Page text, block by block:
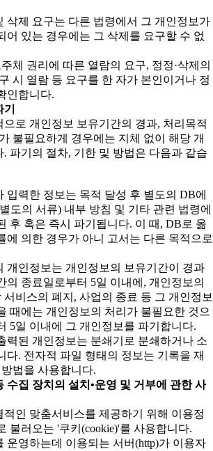
삭제 요구는 다른 법령에서 그 개인정보가
어 있는 경우에는 그 삭제를 요구할 수 없
체 권리에 따른 열람의 요구, 정정·삭제의
시 열람 등 요구를 한 자가 본인이거나 정
인합니다.
로 개인정보 보유기간의 경과, 처리목적
불필요하게 경우에는 지체 없이 해당 개
파기의 절차, 기한 및 방법은 다음과 같습
입력한 정보는 목적 달성 후 별도의 DB에
도의 서류) 내부 방침 및 기타 관련 법령에
후 혹은 즉시 파기됩니다. 이 때, DB로 옮
에 의한 경우가 아니 고서는 다른 목적으로
개인정보는 개인정보의 보유기간이 경과
의 종료일로부터 5일 이내에, 개인정보의
서비스의 폐지, 사업의 종료 등 그 개인정보
때에는 개인정보의 처리가 불필요한 것으
5일 이내에 그 개인정보를 파기합니다.
력된 개인정보는 분쇄기로 분쇄하거나 소
다. 전자적 파일 형태의 정보는 기록을 재
법을 사용합니다.
수집 장치의 설치•운영 및 거부에 관한 사
적인 맞춤서비스를 제공하기 위해 이용정
불러오는 '쿠키(cookie)'를 사용합니다.
운영하는데 이용되는 서버(http)가 이용자